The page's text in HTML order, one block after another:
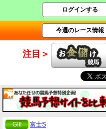
ログインする
今週のレース情報
注目＞
GIII
富士S